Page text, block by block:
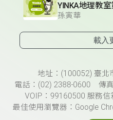
YINKA地理教
孫寅華
載入
頁尾資訊地址：(100052) 臺北
電話：(02) 2388-0600 傳
VOIP：99160500 服務信
最佳使用瀏覽器：Google